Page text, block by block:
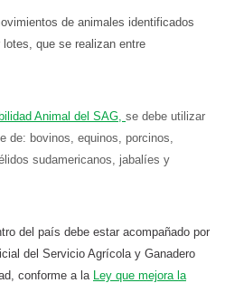
de animales identificados
que se realizan entre
Animal del SAG, se debe utilizar
de: bovinos, equinos, porcinos,
sudamericanos, jabalíes y
del país debe estar acompañado por
del Servicio Agrícola y Ganadero
conforme a la Ley que mejora la